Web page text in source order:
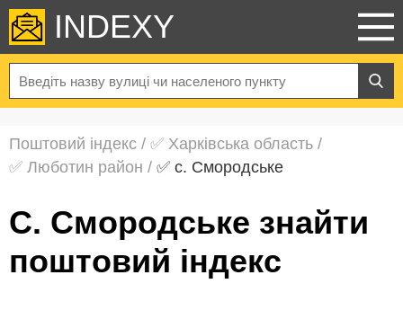
INDEXY
Поштовий індекс / ✅ Харківська область /
✅ Люботин район / ✅ с. Смородське
с. Смородське знайти
поштовий індекс